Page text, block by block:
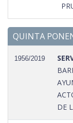
QUINTA
1956/2019
DE